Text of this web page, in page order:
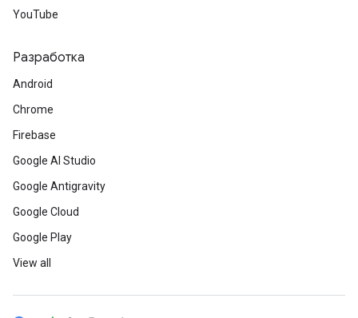
YouTube
Разработка
Android
Chrome
Firebase
Google AI Studio
Google Antigravity
Google Cloud
Google Play
View all